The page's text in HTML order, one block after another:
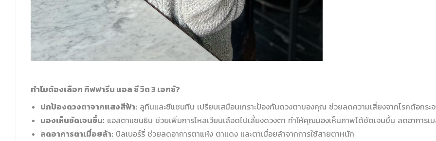
ทำไมต้องเลือก กิฟฟารีน แอล ซี วิต 3 เอกซ์?
ปกป้องดวงตาจากแสงสีฟ้า: ลูทีนและซีแซนทีน เปรียบเสมือนเกราะป้องกันดวงตาของคุณ ช่วยลดความเสี่ยงจากโรคต้อกระ
มองเห็นชัดเจนขึ้น: แอสตาแซนธิน ช่วยเพิ่มการไหลเวียนเลือดไปเลี้ยงดวงตา ทำให้คุณมองเห็นภาพได้ชัดเจนขึ้น ลดอาการเ
ลดอาการตาเมื่อยล้า: บิลเบอร์รี่ ช่วยลดอาการตาแห้ง ตาแดง และตาเมื่อยล้าจากการใช้สายตาหนัก